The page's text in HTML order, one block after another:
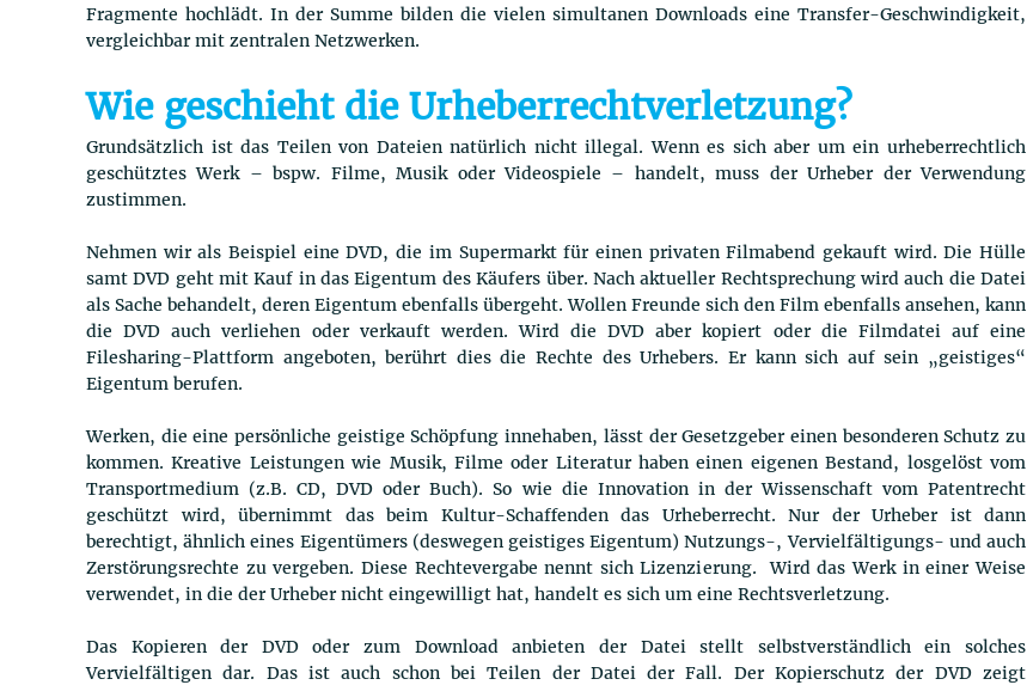
Fragmente hochlädt. In der Summe bilden die vielen simultanen Downloads eine Transfer-Geschwindigkeit,
vergleichbar mit zentralen Netzwerken.
Wie geschieht die Urheberrechtverletzung?
Grundsätzlich ist das Teilen von Dateien natürlich nicht illegal. Wenn es sich aber um ein urheberrechtlich
geschütztes Werk – bspw. Filme, Musik oder Videospiele – handelt, muss der Urheber der Verwendung
zustimmen.
Nehmen wir als Beispiel eine DVD, die im Supermarkt für einen privaten Filmabend gekauft wird. Die Hülle
samt DVD geht mit Kauf in das Eigentum des Käufers über. Nach aktueller Rechtsprechung wird auch die Datei
als Sache behandelt, deren Eigentum ebenfalls übergeht. Wollen Freunde sich den Film ebenfalls ansehen, kann
die DVD auch verliehen oder verkauft werden. Wird die DVD aber kopiert oder die Filmdatei auf eine
Filesharing-Plattform angeboten, berührt dies die Rechte des Urhebers. Er kann sich auf sein „geistiges“
Eigentum berufen.
Werken, die eine persönliche geistige Schöpfung innehaben, lässt der Gesetzgeber einen besonderen Schutz zu
kommen. Kreative Leistungen wie Musik, Filme oder Literatur haben einen eigenen Bestand, losgelöst vom
Transportmedium (z.B. CD, DVD oder Buch). So wie die Innovation in der Wissenschaft vom Patentrecht
geschützt wird, übernimmt das beim Kultur-Schaffenden das Urheberrecht. Nur der Urheber ist dann
berechtigt, ähnlich eines Eigentümers (deswegen geistiges Eigentum) Nutzungs-, Vervielfältigungs- und auch
Zerstörungsrechte zu vergeben. Diese Rechtevergabe nennt sich Lizenzierung. Wird das Werk in einer Weise
verwendet, in die der Urheber nicht eingewilligt hat, handelt es sich um eine Rechtsverletzung.
Das Kopieren der DVD oder zum Download anbieten der Datei stellt selbstverständlich ein solches
Vervielfältigen dar. Das ist auch schon bei Teilen der Datei der Fall. Der Kopierschutz der DVD zeigt